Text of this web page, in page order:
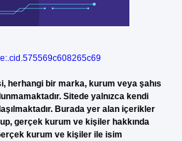
herhangi bir marka, kurum veya şahıs
Sitede yalnızca kendi
Burada yer alan içerikler
gerçek kurum ve kişiler hakkında
kurum ve kişiler ile isim